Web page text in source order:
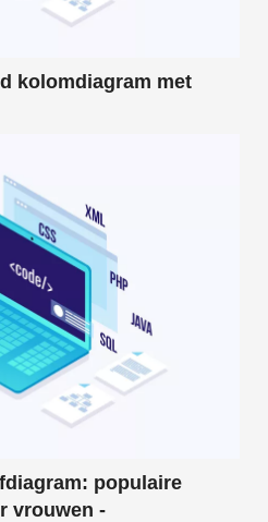
kolomdiagram met
populaire
vrouwen -